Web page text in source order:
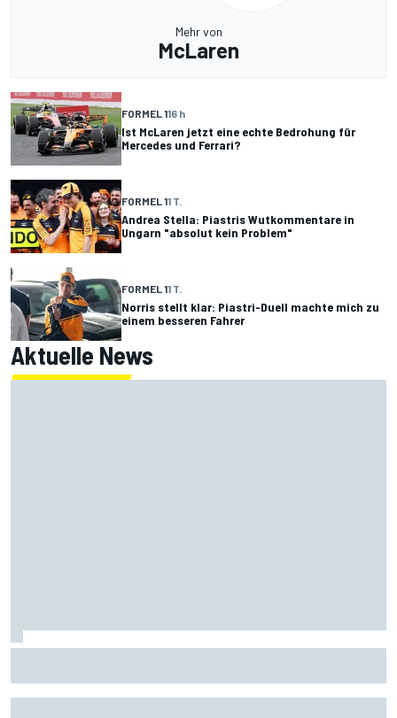
Mehr von
McLaren
FORMEL 116 h
Ist McLaren jetzt eine echte Bedrohung für
Mercedes und Ferrari?
FORMEL 11 T.
Andrea Stella: Piastris Wutkommentare in
Ungarn "absolut kein Problem"
FORMEL 11 T.
Norris stellt klar: Piastri-Duell machte mich zu
einem besseren Fahrer
Aktuelle News